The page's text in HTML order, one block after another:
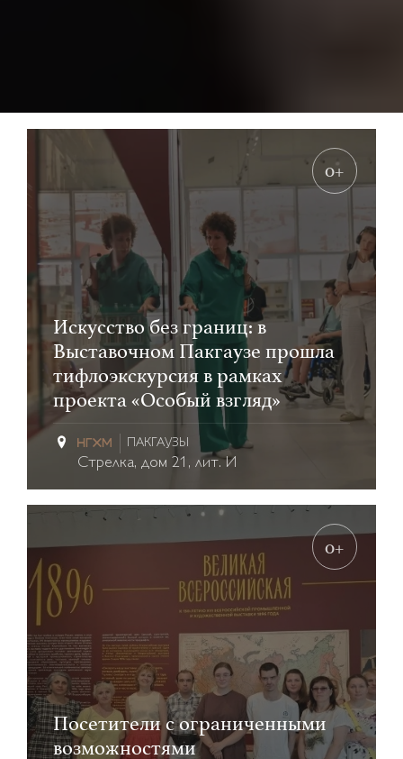
0+
Искусство без границ: в
Выставочном Пакгаузе прошла
тифлоэкскурсия в рамках
проекта «Особый взгляд»
ПАКГАУЗЫ
Стрелка, дом 21, лит. И
0+
Посетители с ограниченными
возможностями